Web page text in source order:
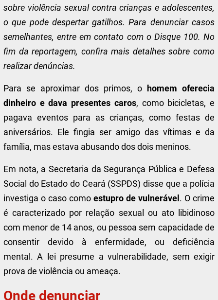
sobre violência sexual contra crianças e adolescentes,
o que pode despertar gatilhos. Para denunciar casos
semelhantes, entre em contato com o Disque 100. No
fim da reportagem, confira mais detalhes sobre como
realizar denúncias.
Para se aproximar dos primos, o
homem oferecia
dinheiro e dava presentes caros, como bicicletas, e
pagava eventos para as crianças, como festas de
aniversários. Ele fingia ser amigo das vítimas e da
família, mas estava abusando dos dois meninos.
Em nota, a Secretaria da Segurança Pública e Defesa
Social do Estado do Ceará (SSPDS) disse que a polícia
investiga o caso como estupro de vulnerável . O crime
é caracterizado por relação sexual ou ato libidinoso
com menor de 14 anos, ou pessoa sem capacidade de
consentir devido à enfermidade, ou deficiência
mental. A lei presume a vulnerabilidade, sem exigir
prova de violência ou ameaça.
Onde denunciar